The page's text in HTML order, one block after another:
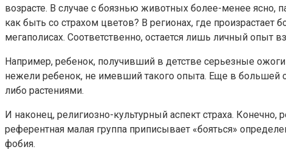
возрасте. В случае с боязнью животных более-менее
как быть со страхом цветов? В регионах, где произрастает
мегаполисах. Соответственно, остается лишь личный
Например, ребенок, получивший в детстве серьезные
нежели ребенок, не имевший такого опыта. Еще в большей
либо растениями.
И наконец, религиозно-культурный аспект страха.
референтная малая группа приписывает «бояться»
фобия.